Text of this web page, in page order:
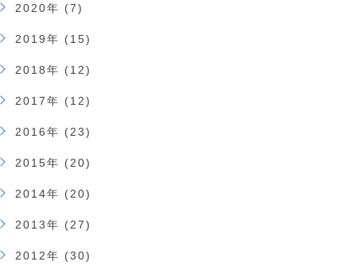
2020年 (7)
2019年 (15)
2018年 (12)
2017年 (12)
2016年 (23)
2015年 (20)
2014年 (20)
2013年 (27)
2012年 (30)